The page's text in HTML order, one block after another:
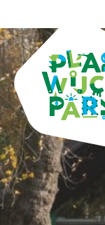
Ga
naar
de
inhoud